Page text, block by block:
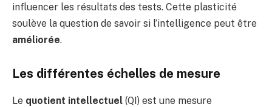
influencer les résultats des tests. Cette plasticité
soulève la question de savoir si l’intelligence peut être
améliorée.
Les différentes échelles de mesure
Le quotient intellectuel (QI) est une mesure